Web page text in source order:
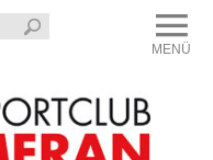
MENÜ
CLOSE